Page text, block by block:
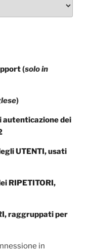
(solo in
)
autenticazione dei
UTENTI, usati
RIPETITORI,
raggruppati per
in